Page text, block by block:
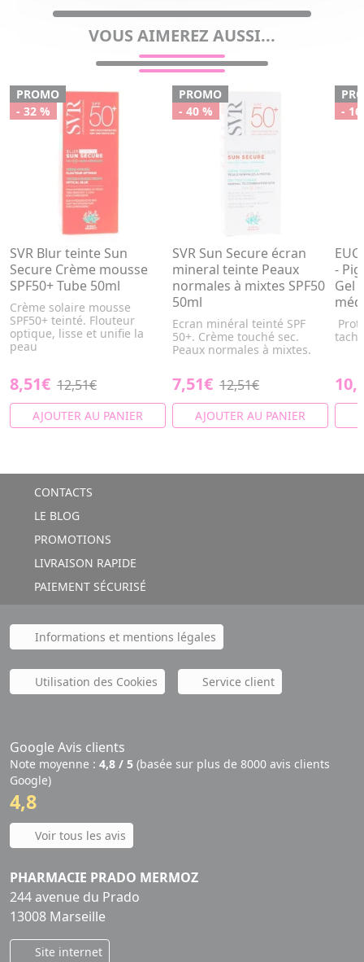
VOUS AIMEREZ AUSSI...
PROMO
- 32 %
SVR Blur teinte Sun
Secure Crème mousse
SPF50+ Tube 50ml
Crème solaire mousse
SPF50+ teinté. Flouteur
optique, lisse et unifie la
peau
8,51€ 12,51€
AJOUTER AU PANIER
PROMO
- 40 %
SVR Sun Secure écran
mineral teinte Peaux
normales à mixtes SPF50
50ml
Ecran minéral teinté SPF
50+. Crème touché sec.
Peaux normales à mixtes.
7,51€ 12,51€
AJOUTER AU PANIER
-
-
Gel
CONTACTS
LE BLOG
PROMOTIONS
LIVRAISON RAPIDE
PAIEMENT SÉCURISÉ
Informations et mentions légales
Utilisation des Cookies Service client
Google Avis clients
Note moyenne : 4,8 / 5 (basée sur plus de 8000 avis clients
Google)
4,8
Voir tous les avis
PHARMACIE PRADO MERMOZ
244 avenue du Prado
13008 Marseille
Site internet